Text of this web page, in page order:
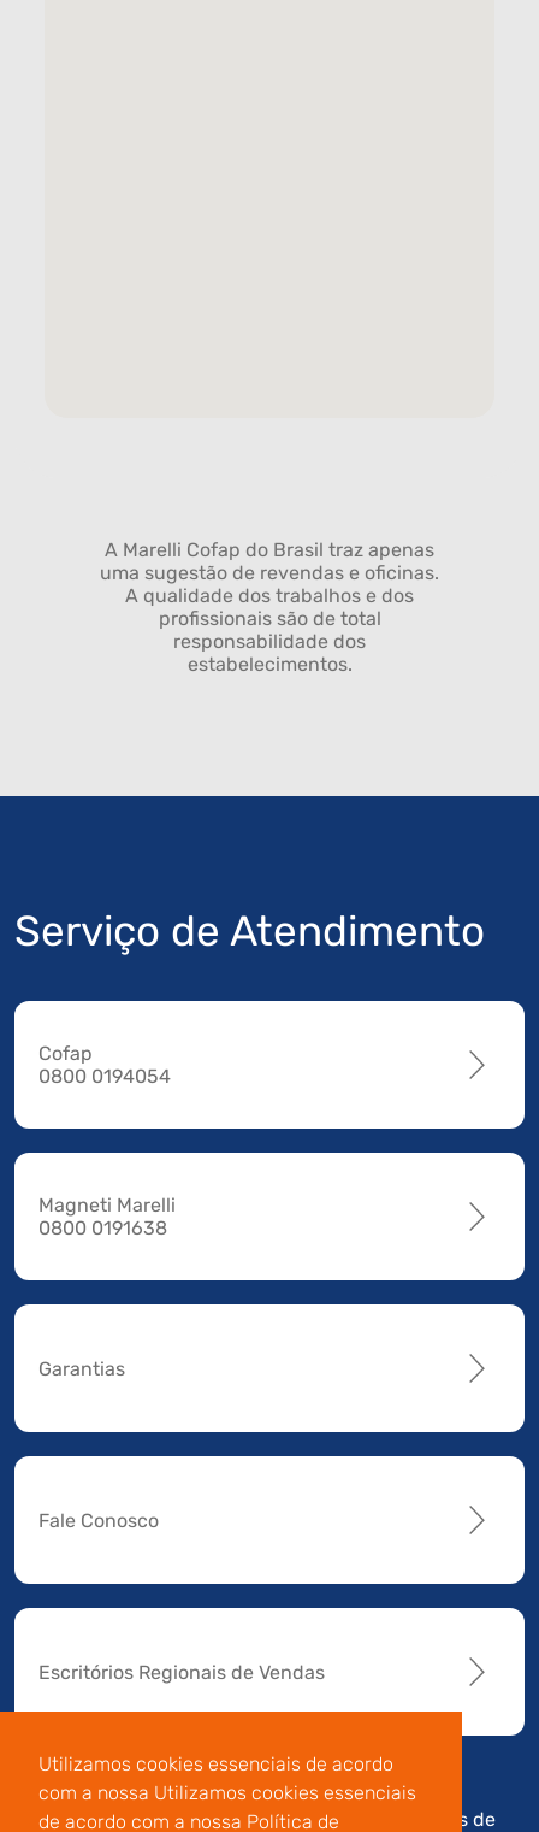
Utilizamos cookies essenciais de acordo
com a nossa Utilizamos cookies essenciais
de acordo com a nossa Política de
A Marelli Cofap do Brasil traz apenas
uma sugestão de revendas e oficinas.
A qualidade dos trabalhos e dos
profissionais são de total
responsabilidade dos
estabelecimentos.
Serviço de Atendimento
Cofap
0800 0194054
Magneti Marelli
0800 0191638
Garantias
Fale Conosco
Escritórios Regionais de Vendas
Av. Manoel da Nóbrega,
Termos de
Código de